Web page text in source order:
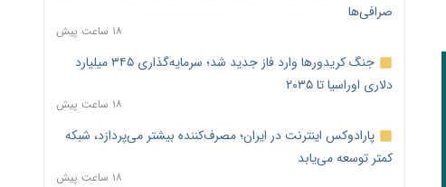
صرافی‌ها
۱۸ ساعت پیش
جنگ کریدورها وارد فاز جدید شد؛ سرمایه‌گذاری ۳۴۵ میلیارد
دلاری اوراسیا تا ۲۰۳۵
۱۸ ساعت پیش
پارادوکس اینترنت در ایران؛ مصرف‌کننده بیشتر می‌پردازد، شبکه
کمتر توسعه می‌یابد
۱۸ ساعت پیش